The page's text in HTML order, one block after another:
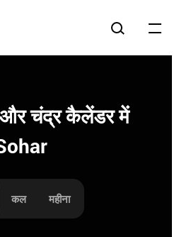
और चंद्र कैलेंडर में
कल महीना